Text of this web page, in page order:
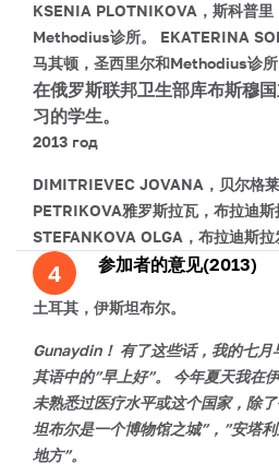
KSENIA PLOTNIKOVA，斯科普里
Methodius诊所。
EKATERINA
马其顿，圣西里尔和Methodius诊所
在俄罗斯联邦卫生部库布斯穆
习的学生。
2013 год
DIMITRIEVEC JOVANA，贝尔格莱
PETRIKOVA雅罗斯拉瓦，布拉迪斯
STEFANKOVA OLGA，布拉迪斯拉
4 参加者的意见(2013)
土耳其，伊斯坦布尔。
Gunaydin！ 有了这些话，我的七
其语中的”早上好”。 今年夏天我在
未熟悉过医疗水平或这个国家，除
坦布尔是一个博物馆之城”，”安塔
地方”。